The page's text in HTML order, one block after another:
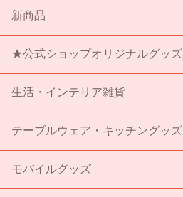
新商品
★公式ショップオリジナルグッズ
生活・インテリア雑貨
テーブルウェア・キッチングッズ
モバイルグッズ